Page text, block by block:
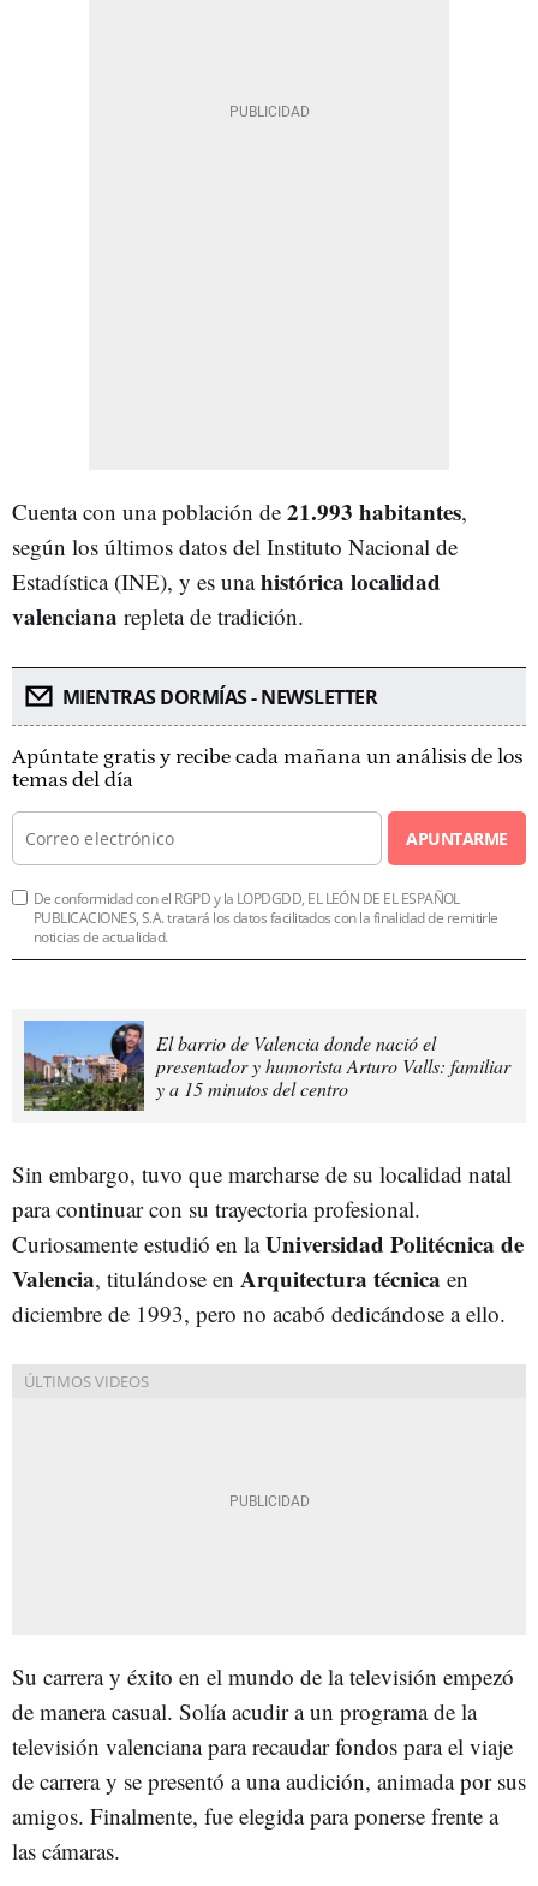
Cuenta con una población de 21.993 habitantes,
según los últimos datos del Instituto Nacional de
Estadística (INE), y es unahistórica localidad
valenciana repleta de tradición.
MIENTRAS DORMÍAS - NEWSLETTER
Apúntate gratis y recibe cada mañana un análisis de los
temas del día
APUNTARME
De conformidad con el RGPD y la LOPDGDD, EL LEÓN DE EL ESPAÑOL
PUBLICACIONES, S.A. tratará los datos facilitados con la finalidad de remitirle
noticias de actualidad.
El barrio de Valencia donde nació el
presentador y humorista Arturo Valls: familiar
y a 15 minutos del centro
Sin embargo, tuvo que marcharse de su localidad natal
para continuar con su trayectoria profesional.
Curiosamente estudió en laUniversidad Politécnica de
Valencia, titulándose en Arquitectura técnica en
diciembre de 1993, pero no acabó dedicándose a ello.
Su carrera y éxito en el mundo de la televisión empezó
de manera casual. Solía acudir a un programa de la
televisión valenciana para recaudar fondos para el viaje
de carrera y se presentó a una audición, animada por sus
amigos. Finalmente, fue elegida para ponerse frente a
las cámaras.